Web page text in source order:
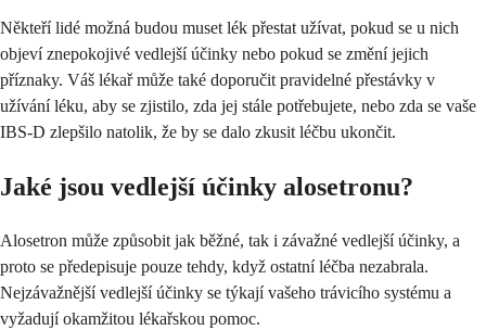
Někteří lidé možná budou muset lék přestat užívat, pokud se u nich
objeví znepokojivé vedlejší účinky nebo pokud se změní jejich
příznaky. Váš lékař může také doporučit pravidelné přestávky v
užívání léku, aby se zjistilo, zda jej stále potřebujete, nebo zda se vaše
IBS-D zlepšilo natolik, že by se dalo zkusit léčbu ukončit.
Jaké jsou vedlejší účinky alosetronu?
Alosetron může způsobit jak běžné, tak i závažné vedlejší účinky, a
proto se předepisuje pouze tehdy, když ostatní léčba nezabrala.
Nejzávažnější vedlejší účinky se týkají vašeho trávicího systému a
vyžadují okamžitou lékařskou pomoc.